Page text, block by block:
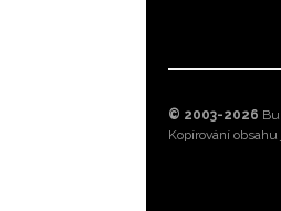
© 2003-2026
Kopírování